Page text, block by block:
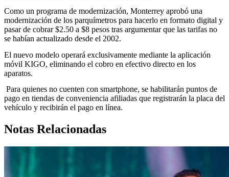
Como un programa de modernización, Monterrey aprobó una
modernización de los parquímetros para hacerlo en formato digital y
pasar de cobrar $2.50 a $8 pesos tras argumentar que las tarifas no
se habían actualizado desde el 2002.
El nuevo modelo operará exclusivamente mediante la aplicación
móvil KIGO, eliminando el cobro en efectivo directo en los
aparatos.
Para quienes no cuenten con smartphone, se habilitarán puntos de
pago en tiendas de conveniencia afiliadas que registrarán la placa del
vehículo y recibirán el pago en línea.
Notas Relacionadas